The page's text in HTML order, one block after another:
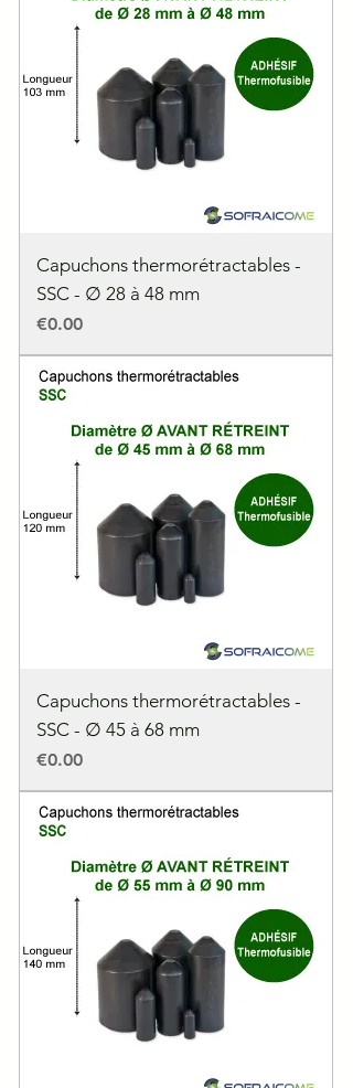
Capuchons thermorétractables -
SSC - ∅ 28 à 48 mm
Price
€0.00
Capuchons thermorétractables -
SSC - ∅ 45 à 68 mm
Price
€0.00